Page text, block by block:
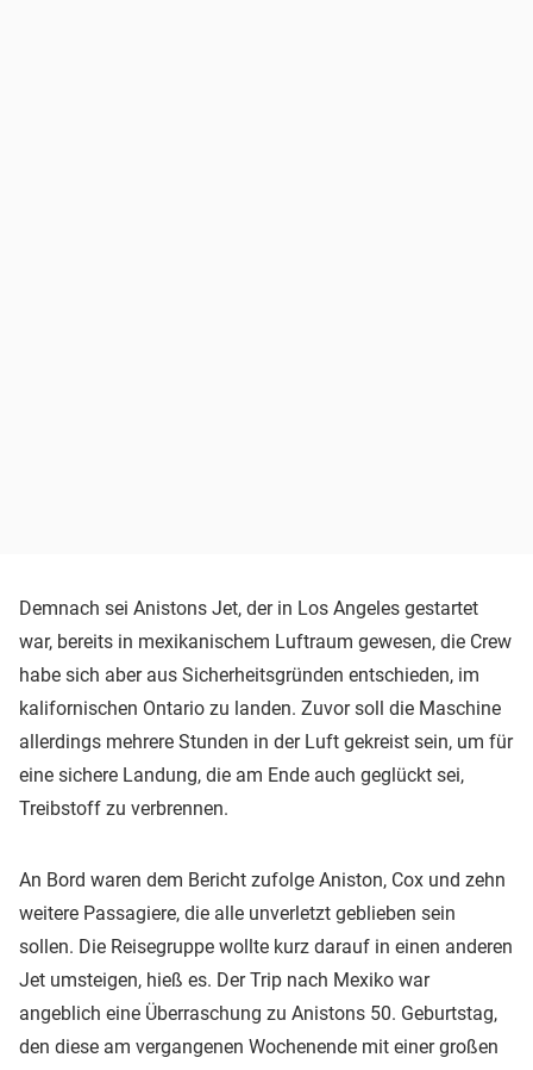
Demnach sei Anistons Jet, der in Los Angeles gestartet
war, bereits in mexikanischem Luftraum gewesen, die Crew
habe sich aber aus Sicherheitsgründen entschieden, im
kalifornischen Ontario zu landen. Zuvor soll die Maschine
allerdings mehrere Stunden in der Luft gekreist sein, um für
eine sichere Landung, die am Ende auch geglückt sei,
Treibstoff zu verbrennen.
An Bord waren dem Bericht zufolge Aniston, Cox und zehn
weitere Passagiere, die alle unverletzt geblieben sein
sollen. Die Reisegruppe wollte kurz darauf in einen anderen
Jet umsteigen, hieß es. Der Trip nach Mexiko war
angeblich eine Überraschung zu Anistons 50. Geburtstag,
den diese am vergangenen Wochenende mit einer großen